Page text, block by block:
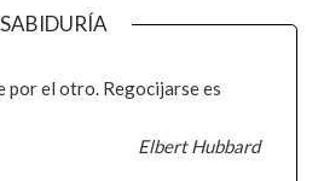
SABIDURÍA
por el otro. Regocijarse es
Elbert Hubbard